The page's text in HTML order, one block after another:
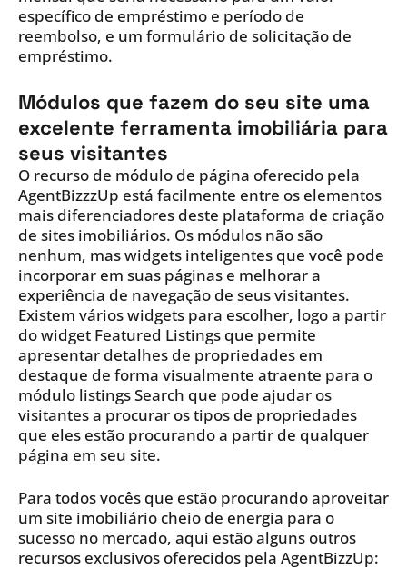
específico de empréstimo e período de
reembolso, e um formulário de solicitação de
empréstimo.
Módulos que fazem do seu site uma
excelente ferramenta imobiliária para
seus visitantes
O recurso de módulo de página oferecido pela
AgentBizzzUp está facilmente entre os elementos
mais diferenciadores deste plataforma de criação
de sites imobiliários. Os módulos não são
nenhum, mas widgets inteligentes que você pode
incorporar em suas páginas e melhorar a
experiência de navegação de seus visitantes.
Existem vários widgets para escolher, logo a partir
do widget Featured Listings que permite
apresentar detalhes de propriedades em
destaque de forma visualmente atraente para o
módulo listings Search que pode ajudar os
visitantes a procurar os tipos de propriedades
que eles estão procurando a partir de qualquer
página em seu site.
Para todos vocês que estão procurando aproveitar
um site imobiliário cheio de energia para o
sucesso no mercado, aqui estão alguns outros
recursos exclusivos oferecidos pela AgentBizzUp: